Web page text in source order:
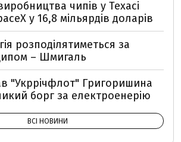
чипів у Техасі
у 16,8 мільярдів доларів
розподілятиметься за
– Шмигаль
"Укррічфлот" Григоришина
борг за електроенерію
ВСІ НОВИНИ